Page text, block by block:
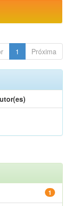
1 Próxima
1